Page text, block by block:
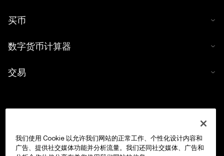
买币
数字货币计算器
交易
我们使用 Cookie 以允许我们网站的正常工作、个性化设计内容和
广告、提供社交媒体功能并分析流量。我们还同社交媒体、广告和